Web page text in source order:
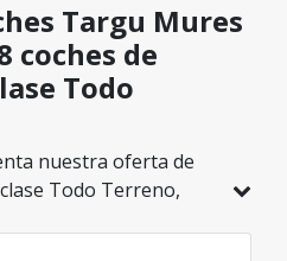
Targu Mures
coches de
Todo
nuestra oferta de
Todo Terreno,